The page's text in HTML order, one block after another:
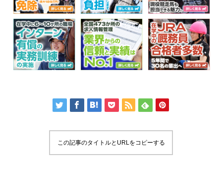
この記事のタイトルとURLをコピーする